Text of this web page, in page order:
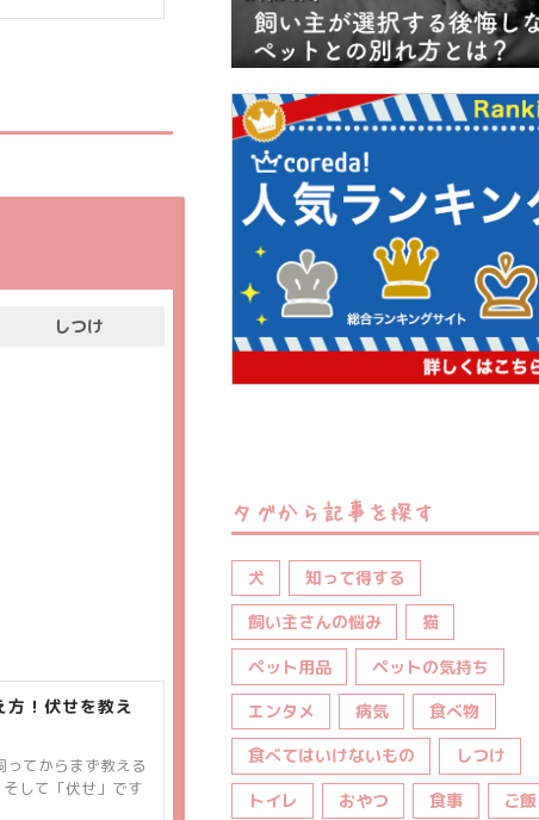
しつけ
方！伏せを教え
てからまず教える
して「伏せ」です
タグから記事を探す
犬
知って得する
飼い主さんの悩み
猫
ペット用品
ペットの気持ち
エンタメ
病気
食べ物
食べてはいけないもの
しつけ
トイレ
おやつ 食事
ご飯